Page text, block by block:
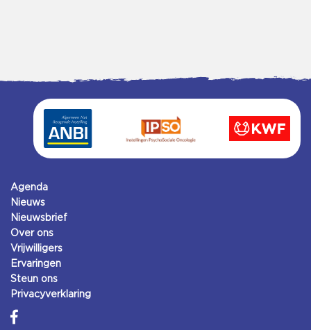
Agenda
Nieuws
Nieuwsbrief
Over ons
Vrijwilligers
Ervaringen
Steun ons
Privacyverklaring